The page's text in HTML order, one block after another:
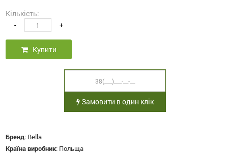
Кількість:
- +
Купити
Замовити в один клік
Бренд: Bella
Країна виробник: Польща